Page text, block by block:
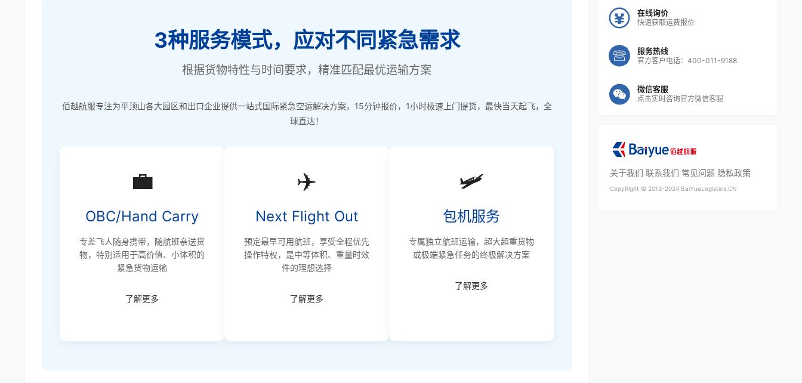
3种服务模式，应对不同紧急需求
根据货物特性与时间要求，精准匹配最优运输方案
佰越航服专注为平顶山各大园区和出口企业提供一站式国际紧急空运解决方案，15分钟报价，1小时极速上门提货，最快当天起飞，全
球直达！
💼
OBC/Hand Carry
专差飞人随身携带，随航班亲送货
物，特别适用于高价值、小体积的
紧急货物运输
了解更多
✈️
Next Flight Out
预定最早可用航班，享受全程优先
操作特权，是中等体积、重量时效
件的理想选择
了解更多
🛩️
包机服务
专属独立航班运输，超大超重货物
或极端紧急任务的终极解决方案
了解更多
在线询价
快速获取运费报价
服务热线
官方客户电话：400-011-9188
微信客服
点击实时咨询官方微信客服
关于我们 联系我们 常见问题 隐私政策
CopyRight © 2013-2024 BaiYueLogistics.CN